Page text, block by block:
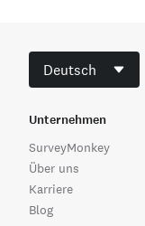
Deutsch
Unternehmen
SurveyMonkey
Über uns
Karriere
Blog